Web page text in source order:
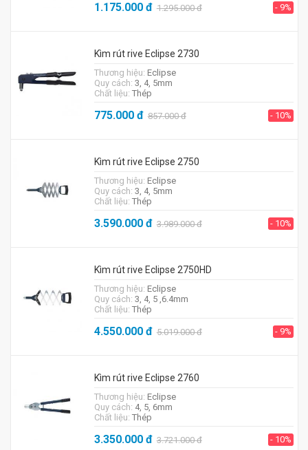
1.175.000đ 1.295.000đ - 9%
Kìm rút rive Eclipse 2730
Thương hiệu: Eclipse
Quy cách: 3, 4, 5mm
Chất liệu: Thép
775.000đ 857.000đ - 10%
Kìm rút rive Eclipse 2750
Thương hiệu: Eclipse
Quy cách: 3, 4, 5mm
Chất liệu: Thép
3.590.000đ 3.989.000đ - 10%
Kìm rút rive Eclipse 2750HD
Thương hiệu: Eclipse
Quy cách: 3, 4, 5 ,6.4mm
Chất liệu: Thép
4.550.000đ 5.019.000đ - 9%
Kìm rút rive Eclipse 2760
Thương hiệu: Eclipse
Quy cách: 4, 5, 6mm
Chất liệu: Thép
3.350.000đ 3.721.000đ - 10%